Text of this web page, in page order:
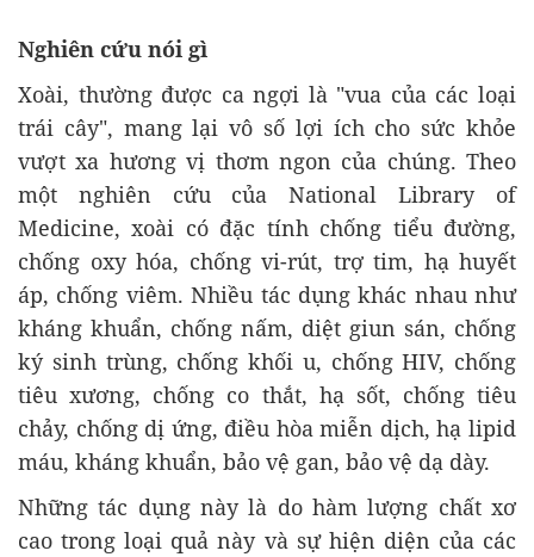
Nghiên cứu nói gì
Xoài, thường được ca ngợi là "vua của các loại
trái cây", mang lại vô số lợi ích cho sức khỏe
vượt xa hương vị thơm ngon của chúng. Theo
một nghiên cứu của National Library of
Medicine, xoài có đặc tính chống tiểu đường,
chống oxy hóa, chống vi-rút, trợ tim, hạ huyết
áp, chống viêm. Nhiều tác dụng khác nhau như
kháng khuẩn, chống nấm, diệt giun sán, chống
ký sinh trùng, chống khối u, chống HIV, chống
tiêu xương, chống co thắt, hạ sốt, chống tiêu
chảy, chống dị ứng, điều hòa miễn dịch, hạ lipid
máu, kháng khuẩn, bảo vệ gan, bảo vệ dạ dày.
Những tác dụng này là do hàm lượng chất xơ
cao trong loại quả này và sự hiện diện của các